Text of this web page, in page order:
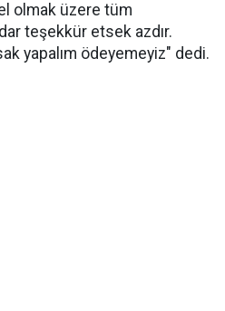
olmak üzere tüm
teşekkür etsek azdır.
yapalım ödeyemeyiz" dedi.